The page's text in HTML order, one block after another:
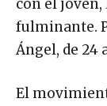
con el joven,
fulminante.
Ángel, de 24
El